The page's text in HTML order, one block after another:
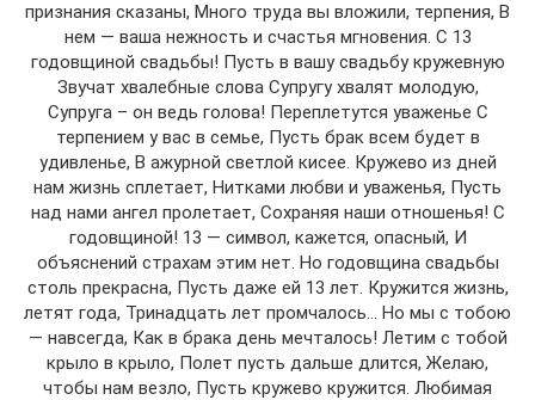
признания сказаны, Много труда вы вложили, терпения, В
нем — ваша нежность и счастья мгновения. С 13
годовщиной свадьбы! Пусть в вашу свадьбу кружевную
Звучат хвалебные слова Супругу хвалят молодую,
Супруга – он ведь голова! Переплетутся уваженье С
терпением у вас в семье, Пусть брак всем будет в
удивленье, В ажурной светлой кисее. Кружево из дней
нам жизнь сплетает, Нитками любви и уваженья, Пусть
над нами ангел пролетает, Сохраняя наши отношенья! С
годовщиной! 13 — символ, кажется, опасный, И
объяснений страхам этим нет. Но годовщина свадьбы
столь прекрасна, Пусть даже ей 13 лет. Кружится жизнь,
летят года, Тринадцать лет промчалось… Но мы с тобою
— навсегда, Как в брака день мечталось! Летим с тобой
крыло в крыло, Полет пусть дальше длится, Желаю,
чтобы нам везло, Пусть кружево кружится. Любимая